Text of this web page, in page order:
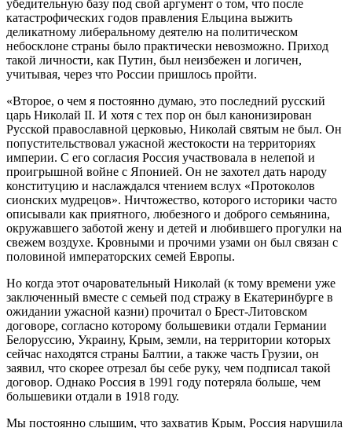
убедительную базу под свой аргумент о том, что после
катастрофических годов правления Ельцина выжить
деликатному либеральному деятелю на политическом
небосклоне страны было практически невозможно. Приход
такой личности, как Путин, был неизбежен и логичен,
учитывая, через что России пришлось пройти.
«Второе, о чем я постоянно думаю, это последний русский
царь Николай II. И хотя с тех пор он был канонизирован
Русской православной церковью, Николай святым не был. Он
попустительствовал ужасной жестокости на территориях
империи. С его согласия Россия участвовала в нелепой и
проигрышной войне с Японией. Он не захотел дать народу
конституцию и наслаждался чтением вслух «Протоколов
сионских мудрецов». Ничтожество, которого историки часто
описывали как приятного, любезного и доброго семьянина,
окружавшего заботой жену и детей и любившего прогулки на
свежем воздухе. Кровными и прочими узами он был связан с
половиной императорских семей Европы.
Но когда этот очаровательный Николай (к тому времени уже
заключенный вместе с семьей под стражу в Екатеринбурге в
ожидании ужасной казни) прочитал о Брест-Литовском
договоре, согласно которому большевики отдали Германии
Белоруссию, Украину, Крым, земли, на территории которых
сейчас находятся страны Балтии, а также часть Грузии, он
заявил, что скорее отрезал бы себе руку, чем подписал такой
договор. Однако Россия в 1991 году потеряла больше, чем
большевики отдали в 1918 году.
Мы постоянно слышим, что захватив Крым, Россия нарушила